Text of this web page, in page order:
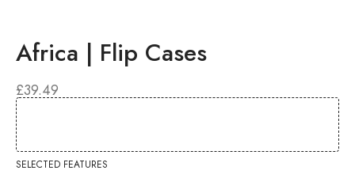
Africa | Flip Cases
£39.49
SELECTED FEATURES